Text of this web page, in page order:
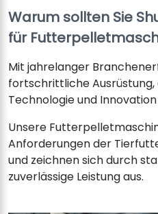
Warum sollten Sie
für
Mit jahrelanger
fortschrittliche
Technologie und
Unsere
Anforderungen der
und zeichnen sich durch
zuverlässige Leistung aus.